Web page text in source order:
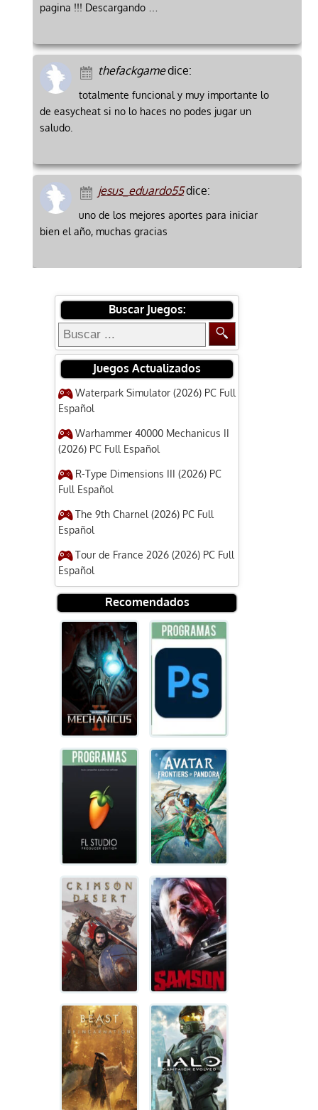
pagina !!! Descargando …
thefackgamedice:
totalmente funcional y muy importante lo
de easycheat si no lo haces no podes jugar un
saludo.
jesus_eduardo55dice:
uno de los mejores aportes para iniciar
bien el año, muchas gracias
Buscar Juegos:
Juegos Actualizados
Waterpark Simulator (2026) PC Full
Español
Warhammer 40000 Mechanicus II
(2026) PC Full Español
R-Type Dimensions III (2026) PC
Full Español
The 9th Charnel (2026) PC Full
Español
Tour de France 2026 (2026) PC Full
Español
Recomendados